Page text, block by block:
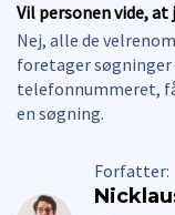
Vil personen vide,
Nej, alle de
foretager
telefonnummeret,
en søgning.
Forfatter: